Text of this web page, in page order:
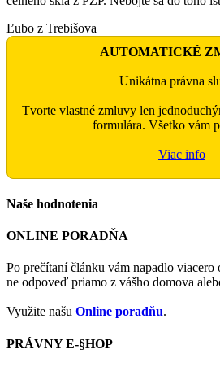
Ľubo z Trebišova
AUTOMATICKÉ
Unikátna právna
Tvorte vlastné zmluvy len
formulára. Všetko vám
Viac info
Naše hodnotenia
ONLINE PORADŇA
Po prečítaní článku vám napadlo viacero
ne odpoveď priamo z vášho domova
Využite našu Online poradňu.
PRÁVNY E-§HOP